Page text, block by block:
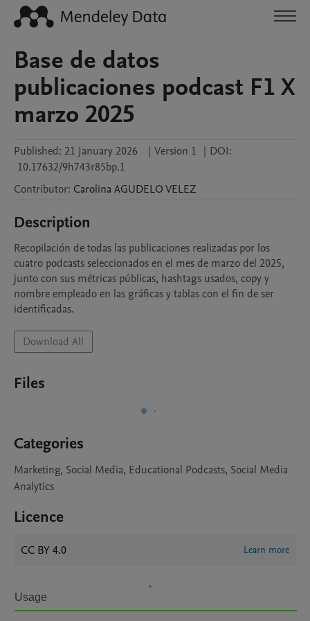
Base de datos
publicaciones podcast F1 X
marzo 2025
Published: 21 January 2026 | Version 1 | DOI:
10.17632/9h743r85bp.1
Contributor: Carolina AGUDELO VELEZ
Description
Recopilación de todas las publicaciones realizadas por los
cuatro podcasts seleccionados en el mes de marzo del 2025,
junto con sus métricas públicas, hashtags usados, copy y
nombre empleado en las gráficas y tablas con el fin de ser
Download All
Files
Categories
Marketing, Social Media, Educational Podcasts, Social Media
Analytics
Licence
CC BY 4.0 Learn more
Usage